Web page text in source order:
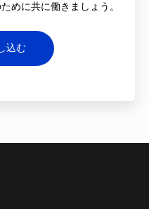
めに共に働きましょう。
込む